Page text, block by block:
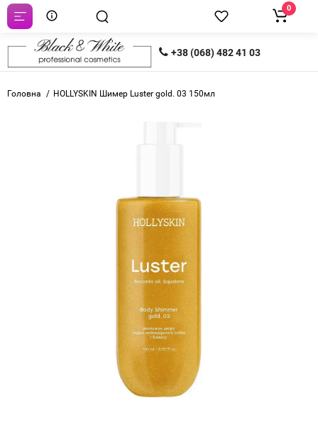
+38 (068) 482 41 03
0
Головна HOLLYSKIN Шимер Luster gold. 03 150мл